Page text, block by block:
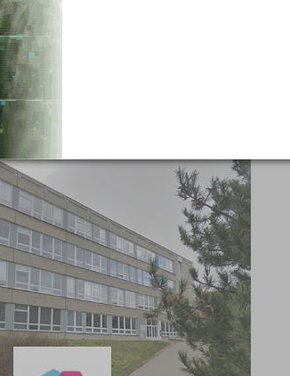
škola informatiky a ekonomie,
53003 Pardubice
Formánek